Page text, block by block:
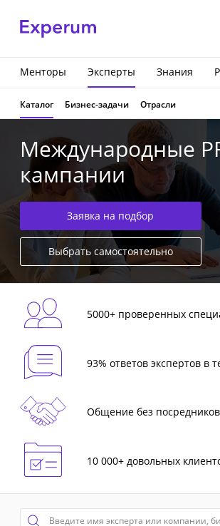
Менторы Эксперты Знания
Каталог Бизнес-задачи Отрасли
Международные
кампании
Заявка на подбор
Выбрать самостоятельно
5000+ проверенных
93% ответов экспертов в
Общение без посредников
10 000+ довольных